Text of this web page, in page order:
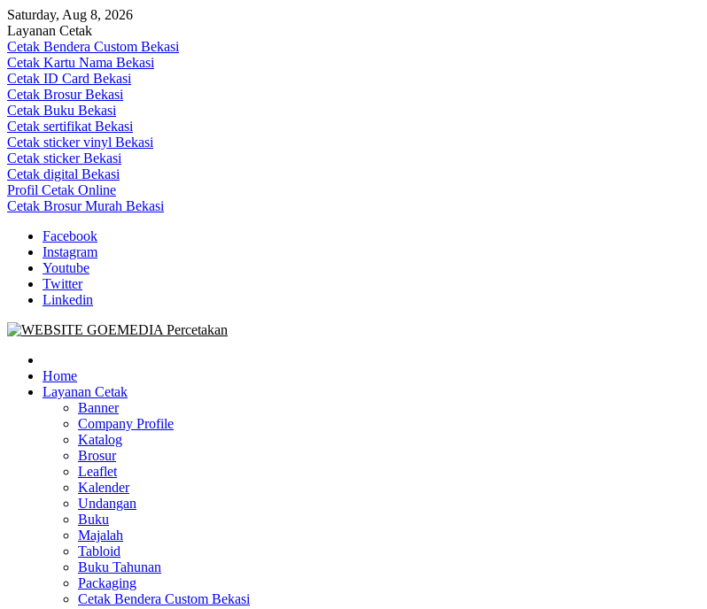
Skip
to
content
Saturday, Aug 8, 2026
Layanan Cetak
Cetak Bendera Custom Bekasi
Cetak Kartu Nama Bekasi
Cetak ID Card Bekasi
Cetak Brosur Bekasi
Cetak Buku Bekasi
Cetak sertifikat Bekasi
Cetak sticker vinyl Bekasi
Cetak sticker Bekasi
Cetak digital Bekasi
Profil Cetak Online
Cetak Brosur Murah Bekasi
Facebook
Instagram
Youtube
Twitter
Linkedin
Goe Media Percetakan | 0822-4439-5599 (Call/WA)
0822-4439-5599 (Call/WA) Percetakan jasa cetak banner buku yasin invoice kartu nama label map nota spanduk stiker
Home
Layanan Cetak
Banner
Company Profile
Katalog
Brosur
Leaflet
Kalender
Undangan
Buku
Majalah
Tabloid
Buku Tahunan
Packaging
Cetak Bendera Custom Bekasi